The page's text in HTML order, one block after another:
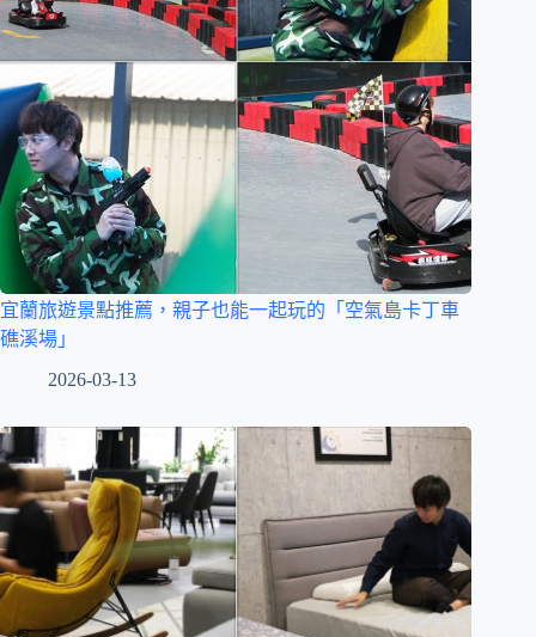
宜蘭旅遊景點推薦，親子也能一起玩的「空氣島卡丁車
礁溪場」
2026-03-13